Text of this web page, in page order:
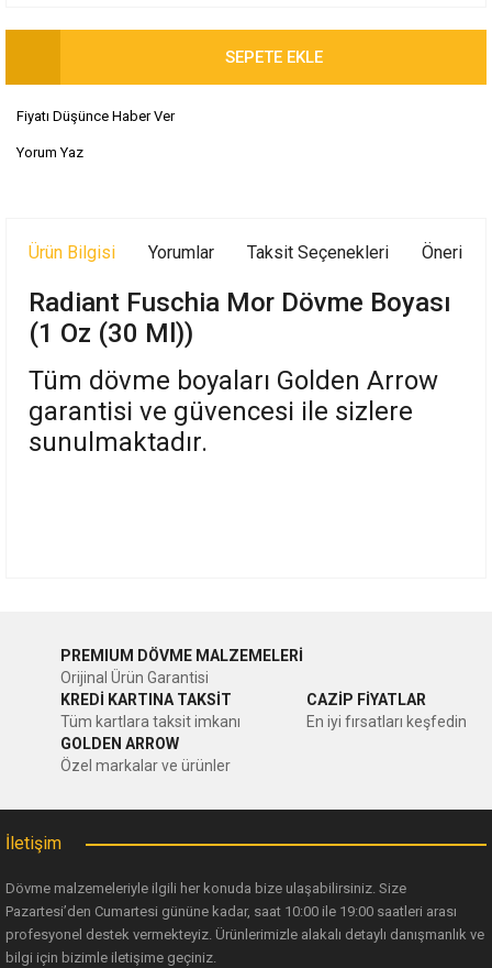
SEPETE EKLE
Fiyatı Düşünce Haber Ver
Yorum Yaz
Ürün Bilgisi Yorumlar Taksit Seçenekleri
Radiant Fuschia Mor Dövme Boyası
(1 Oz (30 Ml))
Tüm dövme boyaları Golden Arrow
garantisi ve güvencesi ile sizlere
sunulmaktadır.
Görüş ve önerileriniz için teşekkür ederiz.
Ürün resmi kalitesiz, bozuk veya görüntülenemiyor.
Ürün açıklamasında eksik bilgiler bulunuyor.
PREMIUM DÖVME MALZEMELERİ
Orijinal Ürün Garantisi
KREDİ KARTINA TAKSİT
Tüm kartlara taksit imkanı
CAZİP FİYATLAR
En iyi fırsatları keşfedin
GOLDEN ARROW
Özel markalar ve ürünler
İletişim
Dövme malzemeleriyle ilgili her konuda bize ulaşabilirsiniz. Size
Pazartesi’den Cumartesi gününe kadar, saat 10:00 ile 19:00 saatleri arası
profesyonel destek vermekteyiz. Ürünlerimizle alakalı detaylı danışmanlık ve
bilgi için bizimle iletişime geçiniz.